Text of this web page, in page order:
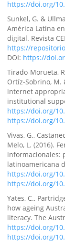
https://doi.org/
Sunkel, G. &
América Latina
digital. Revista
https://
DOI: https://
Tirado-Morueta,
Ortíz-Sobrino, M.
internet
institutional
https://doi.org/
https://doi.org/
Vivas, G.,
Melo, L. (2016).
informacionales:
latinoamericana
https://doi.org/
https://doi.org/
Yates, C.,
how ageing
literacy. The
https://doi.org/
https://doi.org/